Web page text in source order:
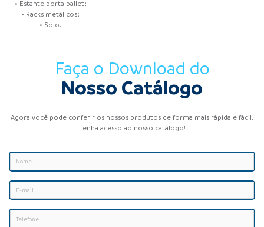
• Estante porta pallet;
• Racks metálicos;
• Solo.
Faça o Download do
Nosso Catálogo
Agora você pode conferir os nossos produtos de forma mais rápida e fácil.
Tenha acesso ao nosso catálogo!